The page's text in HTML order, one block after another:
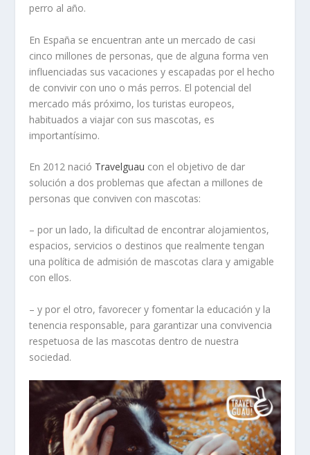
perro al año.
En España se encuentran ante un mercado de casi
cinco millones de personas, que de alguna forma ven
influen­ciadas sus vacaciones y escapadas por el hecho
de convivir con uno o más perros. El potencial del
mercado más próximo, los turistas europeos,
habituados a viajar con sus mascotas, es
importantísimo.
En 2012 nació Travelguau con el objetivo de dar
solución a dos problemas que afectan a millones de
personas que conviven con mascotas:
– por un lado, la dificultad de encontrar alojamientos,
espacios, servicios o destinos que realmente tengan
una política de admisión de mascotas clara y amigable
con ellos.
– y por el otro, favorecer y fomentar la educación y la
tenencia responsable, para garantizar una convivencia
respe­tuosa de las mascotas dentro de nuestra
sociedad.